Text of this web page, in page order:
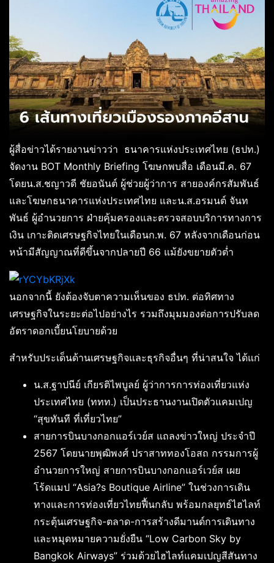
ผู้สื่อข่าวได้รายงานข่าวว่า ธนาคารแห่งประเทศไทย (ธปท.)
จัดงาน BOT Monthly Briefing โฆษกพบสื่อ เดือนมี.ค. 67
โดยน.ส.ชญาวดี ชัยอนันต์ ผู้ช่วยผู้ว่าการ สายองค์กรสัมพันธ์
และโฆษกธนาคารแห่งประเทศไทย และน.ส.อรมนต์ จันท
พันธ์ ผู้อำนวยการ ฝ่ายคุ้มครองและตรวจสอบบริการทางการ
เงิน เกาะติดเศรษฐกิจไทยในเดือนก.พ. 67 หลังจากเดือนก่อน
หน้ามีสัญญาณที่ดีขึ้นจากปลายปี 66 แม้ยังขยายตัวต่ำ
นอกจากนี้ ยังต้องจับตาความเห็นของ ธปท. ต่อทิศทาง
เศรษฐกิจในระยะต่อไปอย่างไร รวมถึงมุมมองต่อการปรับลด
อัตราดอกเบี้ยนโยบายด้วย
สำหรับประเด็นด้านเศรษฐกิจและธุรกิจอื่นๆ ที่น่าสนใจ ได้แก่
น.ส.ฐาปนีย์ เกียรติไพบูลย์ ผู้ว่าการการท่องเที่ยวแห่ง
ประเทศไทย (ททท.) เป็นประธานงานเปิดตัวแคมเปญ
“สุขทันที ที่เที่ยวไทย”
สายการบินบางกอกแอร์เวย์ส แถลงข่าวใหญ่ ประจำปี
2567 โดยนายพุฒิพงศ์ ปราสาททองโอสถ กรรมการผู้
อำนวยการใหญ่ สายการบินบางกอกแอร์เวย์ส เผย
โร้ดแมป “Asia?s Boutique Airline” ในช่วงการเดิน
ทางและการท่องเที่ยวไทยฟื้นกลับ พร้อมกลยุทธ์ไฮไลท์
กระตุ้นเศรษฐกิจ-ตลาด-การสร้างดีมานด์การเดินทาง
และหมุดหมายความยั่งยืน “Low Carbon Sky by
Bangkok Airways” ร่วมด้วยไฮไลท์แคมเปญสีสันทาง